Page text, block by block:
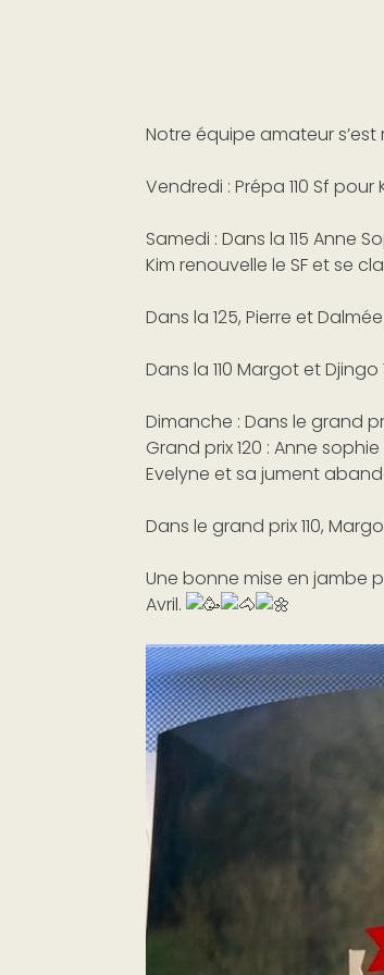
Notre équipe amateur
Vendredi : Prépa 110 Sf
Samedi : Dans la 115 Anne
Kim renouvelle le SF et se
Dans la 125, Pierre et
Dans la 110 Margot et Djingo
Dimanche : Dans le grand
Grand prix 120 : Anne
Evelyne et sa jument
Dans le grand prix 110,
Une bonne mise en jambe
Avril.